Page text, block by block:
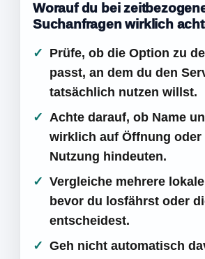
Worauf du bei
Suchanfragen wirklich
Prüfe, ob die Option zu
passt, an dem du den
tatsächlich nutzen willst.
Achte darauf, ob Name
wirklich auf Öffnung oder
Nutzung hindeuten.
Vergleiche mehrere
bevor du losfährst oder
entscheidest.
Geh nicht automatisch